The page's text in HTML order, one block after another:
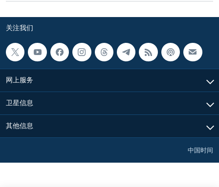
关注我们
网上服务
卫星信息
其他信息
中国时间